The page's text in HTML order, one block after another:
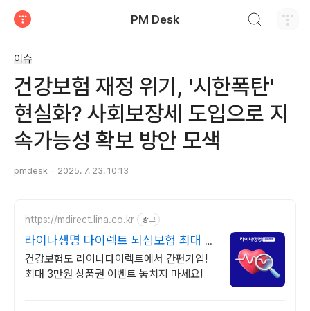
PM Desk
이슈
건강보험 재정 위기, '시한폭탄'
현실화? 사회보장세 도입으로 지
속가능성 확보 방안 모색
pmdesk 2025. 7. 23. 10:13
https://mdirect.lina.co.kr 광고
라이나생명 다이렉트 뇌심보험 최대 3
만원 상품권 증정
건강보험도 라이나다이렉트에서 간편가입!
최대 3만원 상품권 이벤트 놓치지 마세요!